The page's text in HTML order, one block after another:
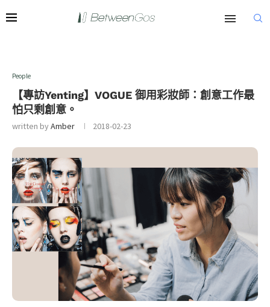
People
【專訪Yenting】VOGUE 御用彩妝師：創意工作最
怕只剩創意。
written byAmber 2018-02-23